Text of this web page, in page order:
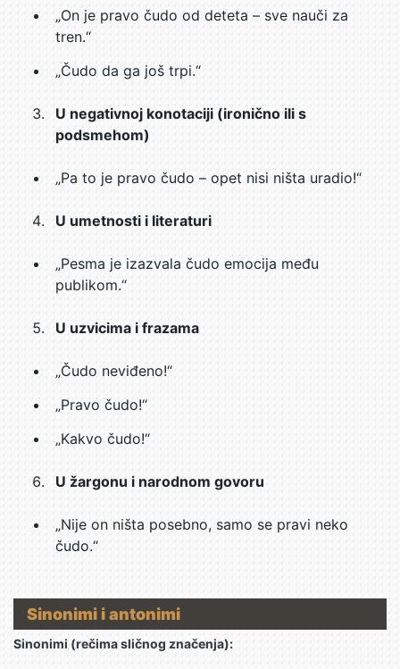
„On je pravo čudo od deteta – sve nauči za
tren.“
„Čudo da ga još trpi.“
U negativnoj konotaciji (ironično ili s
podsmehom)
„Pa to je pravo čudo – opet nisi ništa uradio!“
U umetnosti i literaturi
„Pesma je izazvala čudo emocija među
publikom.“
U uzvicima i frazama
„Čudo neviđeno!“
„Pravo čudo!“
„Kakvo čudo!“
U žargonu i narodnom govoru
„Nije on ništa posebno, samo se pravi neko
čudo.“
Sinonimi i antonimi
Sinonimi (rečima sličnog značenja):